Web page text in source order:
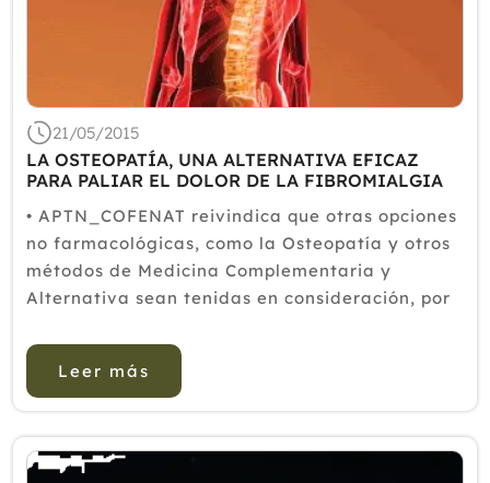
21/05/2015
LA OSTEOPATÍA, UNA ALTERNATIVA EFICAZ
PARA PALIAR EL DOLOR DE LA FIBROMIALGIA
• APTN_COFENAT reivindica que otras opciones
no farmacológicas, como la Osteopatía y otros
métodos de Medicina Complementaria y
Alternativa sean tenidas en consideración, por
ahorro sobre el coste que puede suponer en
esta enfermedad. La ...
Leer más